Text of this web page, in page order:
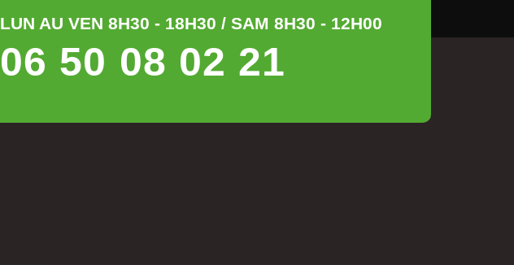
LUN AU VEN 8H30 - 18H30 / SAM 8H30 - 12H00
06 50 08 02 21